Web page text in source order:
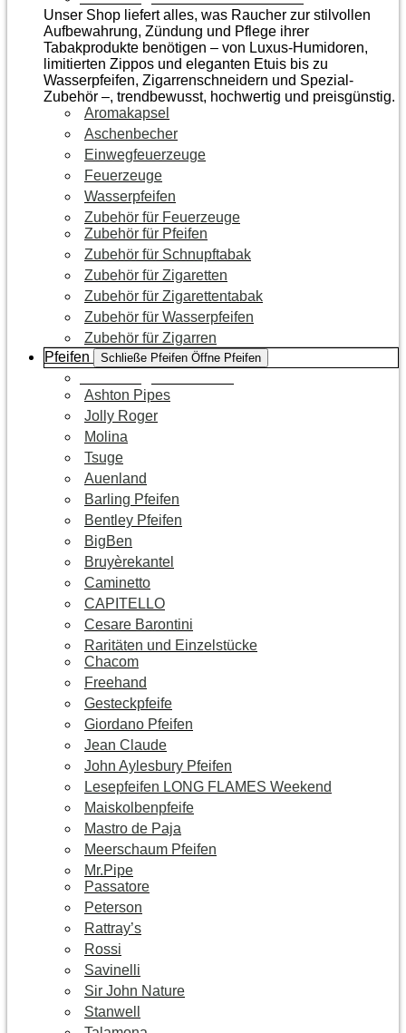
Unser Shop liefert alles, was Raucher zur stilvollen
Aufbewahrung, Zündung und Pflege ihrer
Tabakprodukte benötigen – von Luxus-Humidoren,
limitierten Zippos und eleganten Etuis bis zu
Wasserpfeifen, Zigarrenschneidern und Spezial-
Zubehör –, trendbewusst, hochwertig und preisgünstig.
Aromakapsel
Aschenbecher
Einwegfeuerzeuge
Feuerzeuge
Wasserpfeifen
Zubehör für Feuerzeuge
Zubehör für Pfeifen
Zubehör für Schnupftabak
Zubehör für Zigaretten
Zubehör für Zigarettentabak
Zubehör für Wasserpfeifen
Zubehör für Zigarren
Pfeifen
Schließe Pfeifen Öffne Pfeifen
Ashton Pipes
Jolly Roger
Molina
Tsuge
Auenland
Barling Pfeifen
Bentley Pfeifen
BigBen
Bruyèrekantel
Caminetto
CAPITELLO
Cesare Barontini
Raritäten und Einzelstücke
Chacom
Freehand
Gesteckpfeife
Giordano Pfeifen
Jean Claude
John Aylesbury Pfeifen
Lesepfeifen LONG FLAMES Weekend
Maiskolbenpfeife
Mastro de Paja
Meerschaum Pfeifen
Mr.Pipe
Passatore
Peterson
Rattray’s
Rossi
Savinelli
Sir John Nature
Stanwell